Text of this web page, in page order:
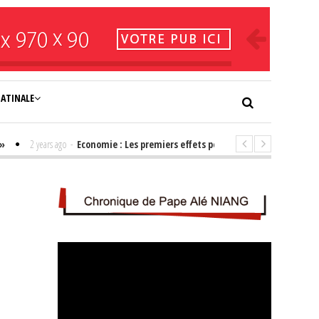
2 years ago - Economie : Les premiers effets positifs de l'élection de